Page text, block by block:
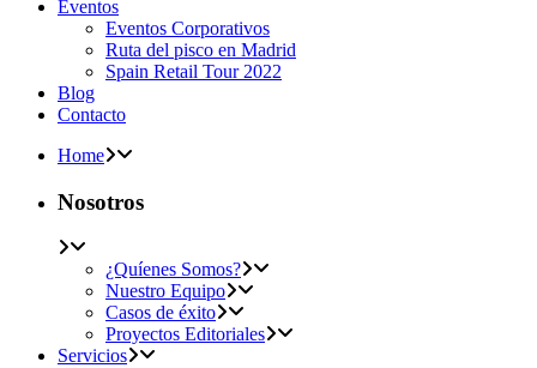
Eventos
Eventos Corporativos
Ruta del pisco en Madrid
Spain Retail Tour 2022
Blog
Contacto
Home
Nosotros
¿Quíenes Somos?
Nuestro Equipo
Casos de éxito
Proyectos Editoriales
Servicios